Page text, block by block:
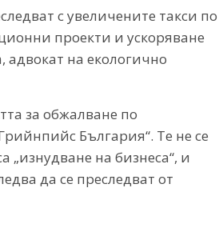
с увеличените такси по
проекти и ускоряване
адвокат на екологично
за обжалване по
България“. Те не се
„изнудване на бизнеса“, и
да се преследват от